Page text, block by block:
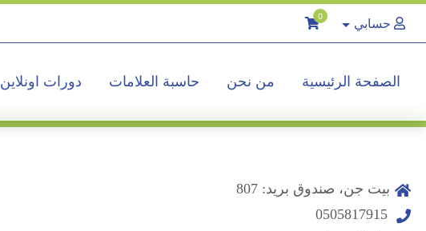
حسابي 0
الصفحة الرئيسية من نحن حاسبة العلامات دورات اونلاين
بيت جن، صندوق بريد: 807